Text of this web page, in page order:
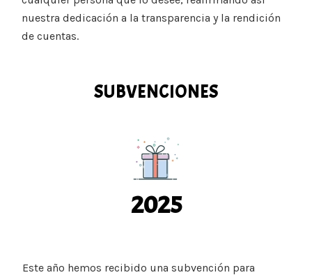
nuestra dedicación a la transparencia y la rendición
de cuentas.
SUBVENCIONES
2025
Este año hemos recibido una subvención para